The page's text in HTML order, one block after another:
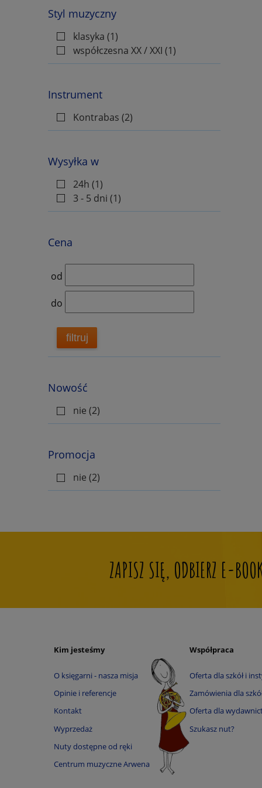
Johann Friedrich Burgmuller
Carter Burwell
John Cage
Adam von Ahn Carse
Beniamino Cesi
Marc-Antoine Charpentier
Bob Chilcott
Fryderyk Chopin
Marcel Chyrzyński
Muzio Clementi
Antoni Cofalik
Mary Cohen
Paul Coles
Aaron Copland
Mike Cornick
Colin Cowles
Piotr Czajkowski
Carl Czerny
Claude Debussy
Alexandre Desplat
Anton Diabelli
Andrzej Dobrowolski
Ignacy Feliks Dobrzyński
Gaetano Donizetti
Justus Johann Friedrich Dotzauer
Pierre Max Dubois
Styl muzyczny
klasyka (1)
współczesna XX / XXI (1)
Instrument
Kontrabas (2)
Wysyłka w
24h (1)
3 - 5 dni (1)
Cena
od
do
filtruj
Nowość
nie (2)
Promocja
nie (2)
ZAPISZ SIĘ, ODBIERZ E-
Kim jesteśmy
O księgarni - nasza misja
Opinie i referencje
Kontakt
Wyprzedaż
Nuty dostępne od ręki
Centrum muzyczne Arwena
Współpraca
Oferta dla szkół i
Zamówienia dla
Oferta dla
Szukasz nut?